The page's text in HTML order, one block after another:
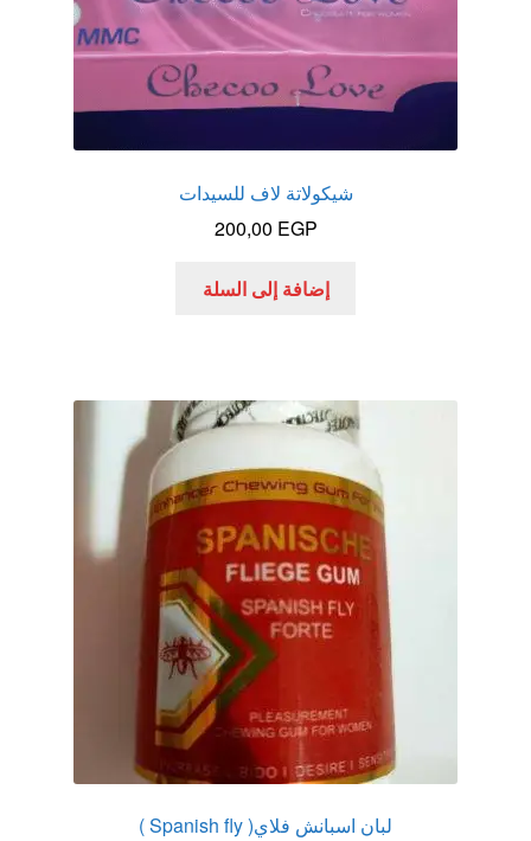
شيكولاتة لاف للسيدات
200,00 EGP
إضافة إلى السلة
لبان اسبانش فلاي( Spanish fly )